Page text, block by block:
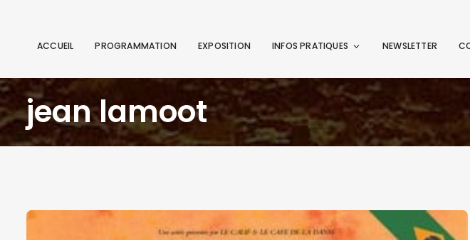
ACCUEIL PROGRAMMATION EXPOSITION INFOS PRATIQUES NEWSLETTER
jean lamoot